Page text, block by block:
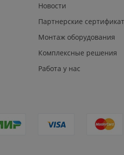
Новости
Партнерские
Монтаж оборудования
Комплексные решения
Работа у нас